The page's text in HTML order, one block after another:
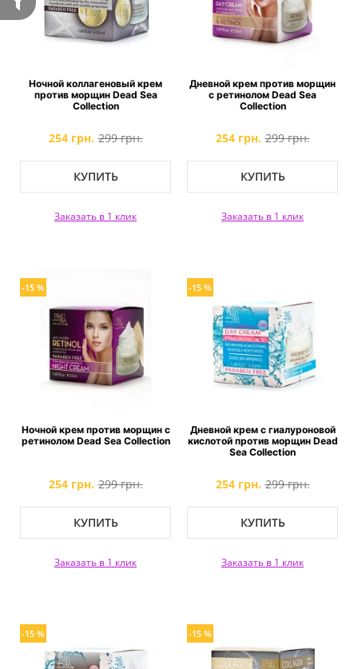
Ночной коллагеновый крем
против морщин Dead Sea
Collection
254 грн. 299 грн.
КУПИТЬ
Заказать в 1 клик
Дневной крем против морщин
с ретинолом Dead Sea
Collection
254 грн. 299 грн.
КУПИТЬ
Заказать в 1 клик
-15 %
Ночной крем против морщин с
ретинолом Dead Sea Collection
254 грн. 299 грн.
КУПИТЬ
Заказать в 1 клик
-15 %
Дневной крем с гиалуроновой
кислотой против морщин Dead
Sea Collection
254 грн. 299 грн.
КУПИТЬ
Заказать в 1 клик
-15 % -15 %